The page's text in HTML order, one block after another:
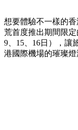
想要體驗不一樣的
荒首度推出期間限定
9、15、16日），讓
港國際機場的璀璨燈